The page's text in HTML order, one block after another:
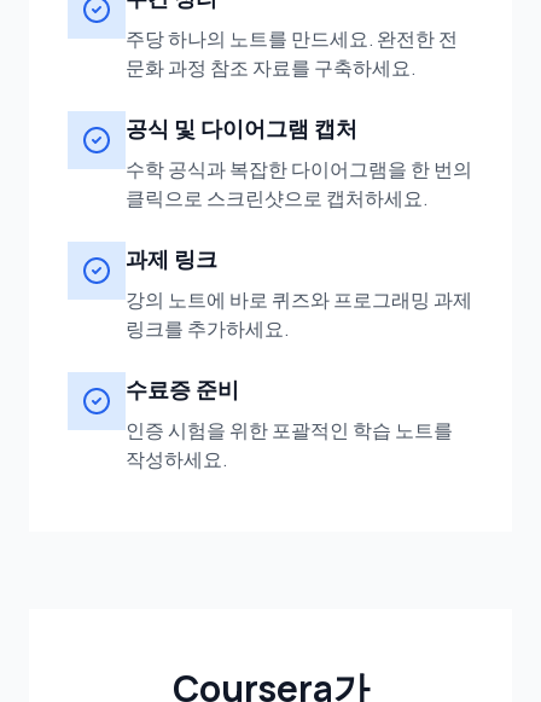
주당 하나의 노트를 만드세요. 완전한 전
문화 과정 참조 자료를 구축하세요.
공식 및 다이어그램 캡처
수학 공식과 복잡한 다이어그램을 한 번의
클릭으로 스크린샷으로 캡처하세요.
과제 링크
강의 노트에 바로 퀴즈와 프로그래밍 과제
링크를 추가하세요.
수료증 준비
인증 시험을 위한 포괄적인 학습 노트를
작성하세요.
Coursera가